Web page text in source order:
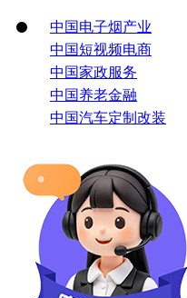
中国电子烟产业
中国短视频电商
中国家政服务
中国养老金融
中国汽车定制改装